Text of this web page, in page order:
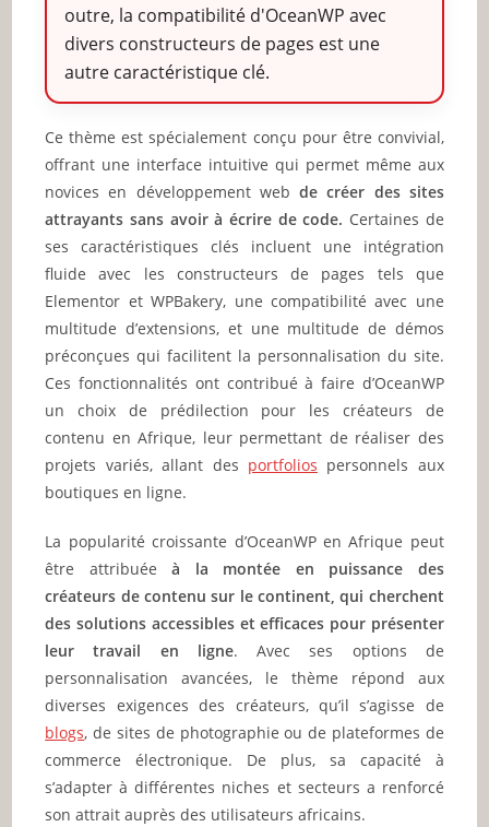
outre, la compatibilité d'OceanWP avec
divers constructeurs de pages est une
autre caractéristique clé.
Ce thème est spécialement conçu pour être convivial,
offrant une interface intuitive qui permet même aux
novices en développement webde créer des sites
attrayants sans avoir à écrire de code. Certaines de
ses caractéristiques clés incluent une intégration
fluide avec les constructeurs de pages tels que
Elementor et WPBakery, une compatibilité avec une
multitude d’extensions, et une multitude de démos
préconçues qui facilitent la personnalisation du site.
Ces fonctionnalités ont contribué à faire d’OceanWP
un choix de prédilection pour les créateurs de
contenu en Afrique, leur permettant de réaliser des
projets variés, allant des portfolios personnels aux
boutiques en ligne.
La popularité croissante d’OceanWP en Afrique peut
être attribuée à la montée en puissance des
créateurs de contenu sur le continent, qui cherchent
des solutions accessibles et efficaces pour présenter
leur travail en ligne. Avec ses options de
personnalisation avancées, le thème répond aux
diverses exigences des créateurs, qu’il s’agisse de
blogs, de sites de photographie ou de plateformes de
commerce électronique. De plus, sa capacité à
s’adapter à différentes niches et secteurs a renforcé
son attrait auprès des utilisateurs africains.